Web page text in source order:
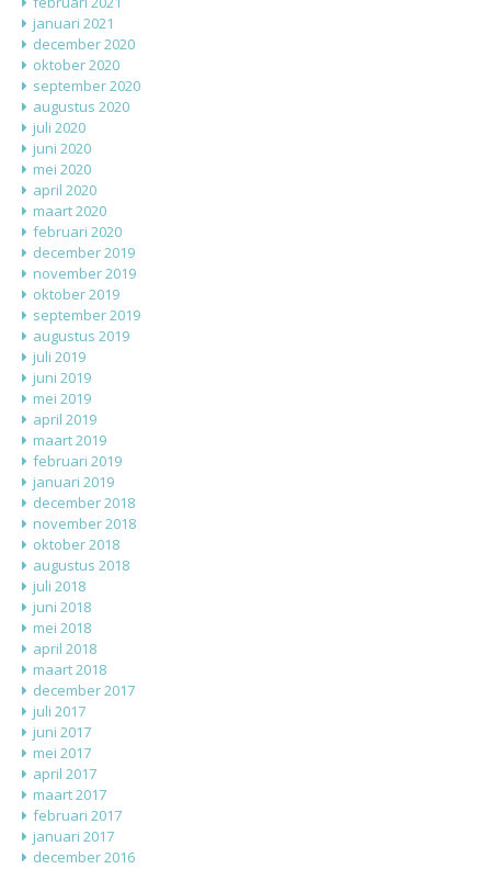
januari 2021
december 2020
oktober 2020
september 2020
augustus 2020
juli 2020
juni 2020
mei 2020
april 2020
maart 2020
februari 2020
december 2019
november 2019
oktober 2019
september 2019
augustus 2019
juli 2019
juni 2019
mei 2019
april 2019
maart 2019
februari 2019
januari 2019
december 2018
november 2018
oktober 2018
augustus 2018
juli 2018
juni 2018
mei 2018
april 2018
maart 2018
december 2017
juli 2017
juni 2017
mei 2017
april 2017
maart 2017
februari 2017
januari 2017
december 2016